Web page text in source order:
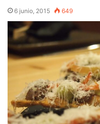
6 junio, 2015 649